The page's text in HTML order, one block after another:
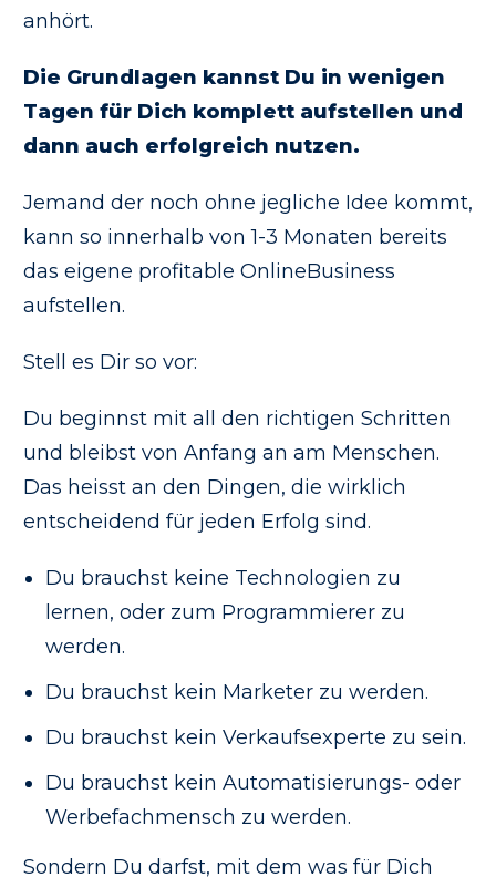
anhört.
Die Grundlagen kannst Du in wenigen
Tagen für Dich komplett aufstellen und
dann auch erfolgreich nutzen.
Jemand der noch ohne jegliche Idee kommt,
kann so innerhalb von 1-3 Monaten bereits
das eigene profitable OnlineBusiness
aufstellen.
Stell es Dir so vor:
Du beginnst mit all den richtigen Schritten
und bleibst von Anfang an am Menschen.
Das heisst an den Dingen, die wirklich
entscheidend für jeden Erfolg sind.
Du brauchst keine Technologien zu
lernen, oder zum Programmierer zu
werden.
Du brauchst kein Marketer zu werden.
Du brauchst kein Verkaufsexperte zu sein.
Du brauchst kein Automatisierungs- oder
Werbefachmensch zu werden.
Sondern Du darfst, mit dem was für Dich